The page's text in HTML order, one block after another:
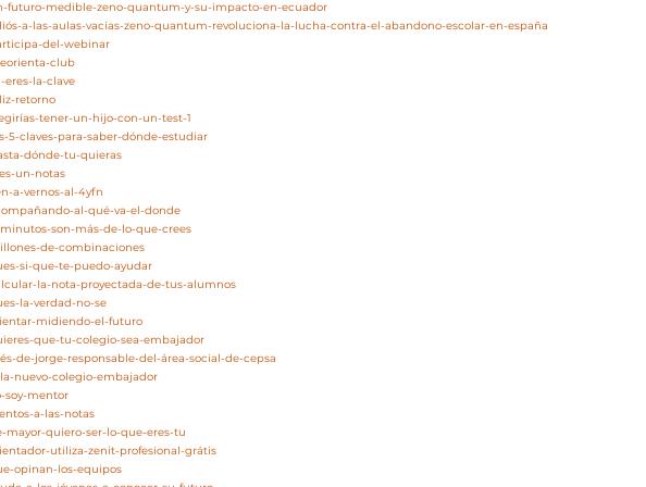
futuro-medible-zeno-quantum-y-su-impacto-en-ecuador
a-las-aulas-vacías-zeno-quantum-revoluciona-la-lucha-contra-el-abandono-escolar-en-españa
del-webinar
club
eres-la-clave
retorno
tener-un-hijo-con-un-test-1
5-claves-para-saber-dónde-estudiar
dónde-tu-quieras
un-notas
a-vernos-al-4yfn
al-qué-va-el-donde
son-más-de-lo-que-crees
de-combinaciones
si-que-te-puedo-ayudar
la-nota-proyectada-de-tus-alumnos
la-verdad-no-se
midiendo-el-futuro
que-tu-colegio-sea-embajador
de-jorge-responsable-del-área-social-de-cepsa
nuevo-colegio-embajador
soy-mentor
a-las-notas
mayor-quiero-ser-lo-que-eres-tu
utiliza-zenit-profesional-grátis
opinan-los-equipos